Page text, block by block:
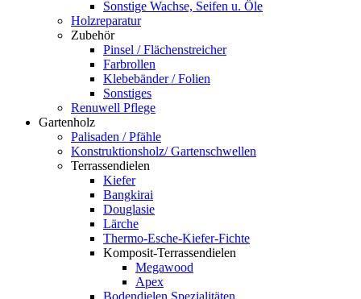
Sonstige Wachse, Seifen u. Öle
Holzreparatur
Zubehör
Pinsel / Flächenstreicher
Farbrollen
Klebebänder / Folien
Sonstiges
Renuwell Pflege
Gartenholz
Palisaden / Pfähle
Konstruktionsholz/ Gartenschwellen
Terrassendielen
Kiefer
Bangkirai
Douglasie
Lärche
Thermo-Esche-Kiefer-Fichte
Komposit-Terrassendielen
Megawood
Apex